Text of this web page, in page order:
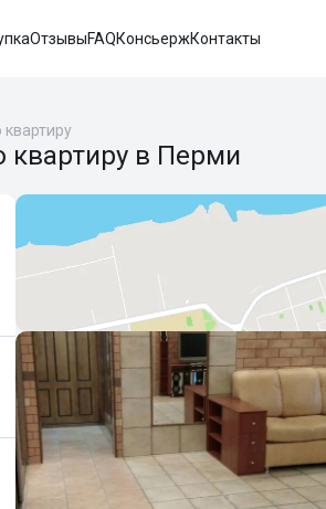
ОтзывыFAQКонсьержКонтакты
квартиру в Перми